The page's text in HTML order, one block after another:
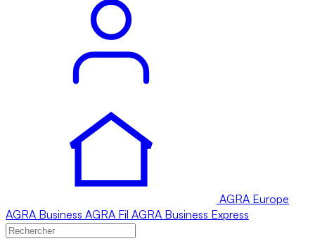
AGRA Europe
AGRA Business AGRA Fil AGRA Business Express